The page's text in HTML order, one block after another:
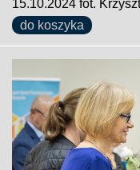
15.10.2024 fot.
do koszyka